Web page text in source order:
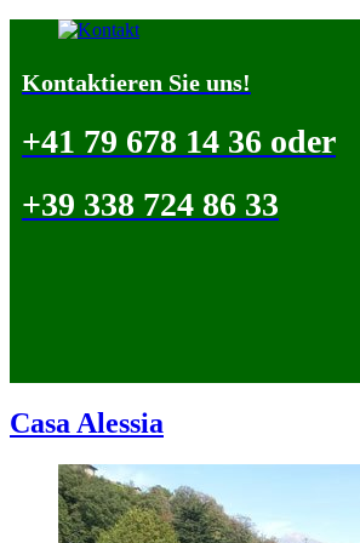
Kontaktieren Sie uns!
+41 79 678 14 36 oder
+39 338 724 86 33
Casa Alessia